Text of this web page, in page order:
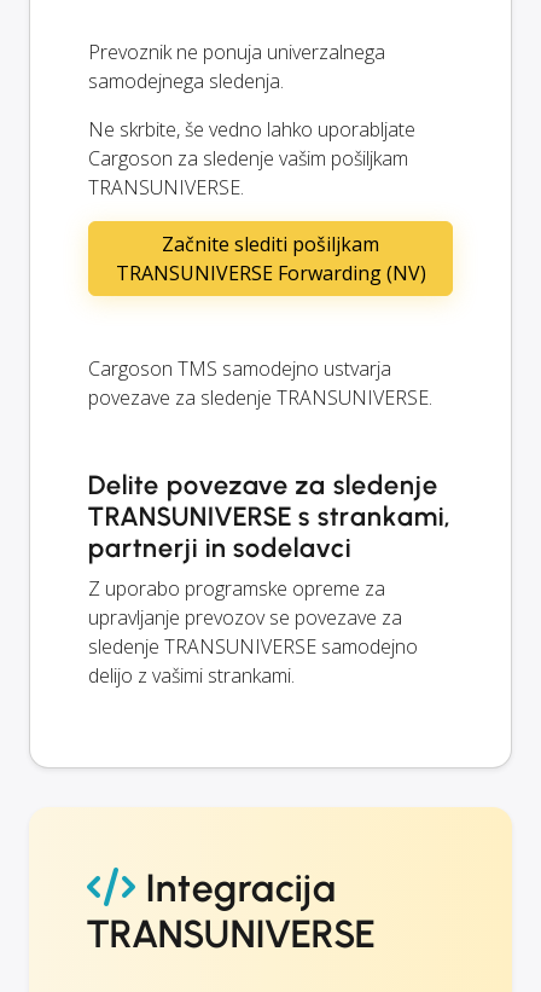
Prevoznik ne ponuja univerzalnega
samodejnega sledenja.
Ne skrbite, še vedno lahko uporabljate
Cargoson za sledenje vašim pošiljkam
TRANSUNIVERSE.
Začnite slediti pošiljkam
TRANSUNIVERSE Forwarding (NV)
Cargoson TMS samodejno ustvarja
povezave za sledenje TRANSUNIVERSE.
Delite povezave za sledenje
TRANSUNIVERSE s strankami,
partnerji in sodelavci
Z uporabo programske opreme za
upravljanje prevozov se povezave za
sledenje TRANSUNIVERSE samodejno
delijo z vašimi strankami.
Integracija
TRANSUNIVERSE